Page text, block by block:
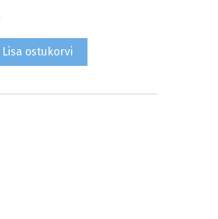
Lisa ostukorvi